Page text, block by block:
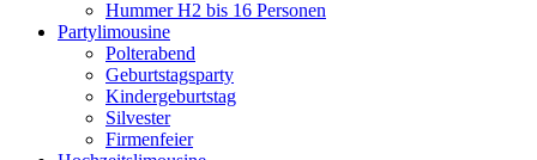
Hummer H2 bis 16 Personen
Partylimousine
Polterabend
Geburtstagsparty
Kindergeburtstag
Silvester
Firmenfeier